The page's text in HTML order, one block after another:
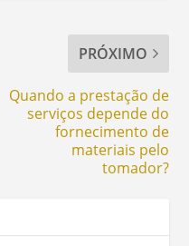
PRÓXIMO
Quando a prestação de
serviços depende do
fornecimento de
materiais pelo
tomador?